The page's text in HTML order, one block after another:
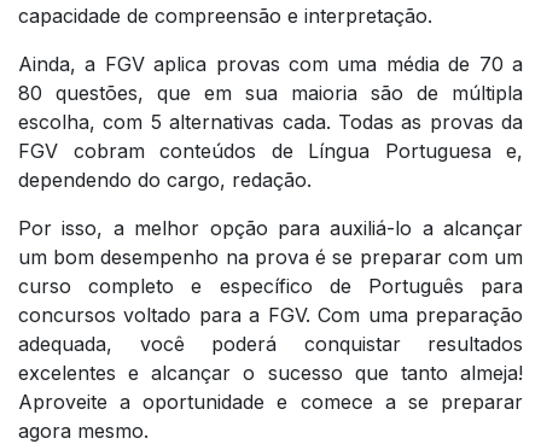
capacidade de compreensão e interpretação.
Ainda, a FGV aplica provas com uma média de 70 a
80 questões, que em sua maioria são de múltipla
escolha, com 5 alternativas cada. Todas as provas da
FGV cobram conteúdos de Língua Portuguesa e,
dependendo do cargo, redação.
Por isso, a melhor opção para auxiliá-lo a alcançar
um bom desempenho na prova é se preparar com um
curso completo e específico de Português para
concursos voltado para a FGV. Com uma preparação
adequada, você poderá conquistar resultados
excelentes e alcançar o sucesso que tanto almeja!
Aproveite a oportunidade e comece a se preparar
agora mesmo.